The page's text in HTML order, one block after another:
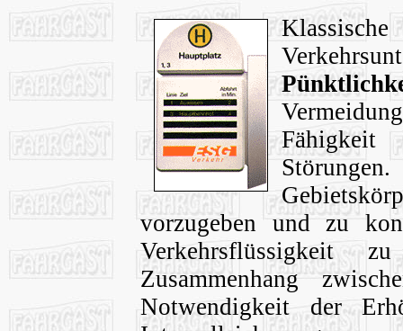
vorzugeben und zu
Verkehrsflüssigkeit
Zusammenhang
Notwendigkeit der